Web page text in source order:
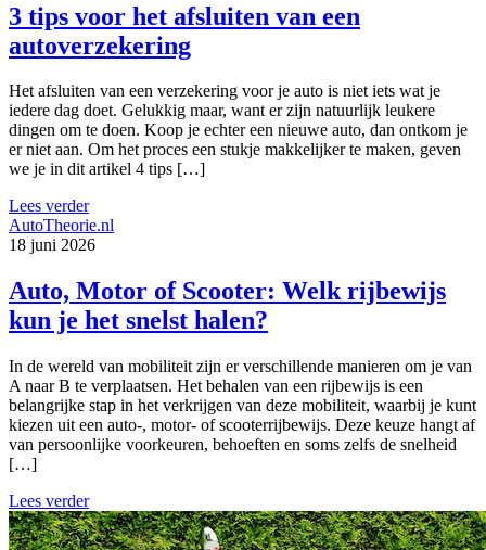
3 tips voor het afsluiten van een
autoverzekering
Het afsluiten van een verzekering voor je auto is niet iets wat je
iedere dag doet. Gelukkig maar, want er zijn natuurlijk leukere
dingen om te doen. Koop je echter een nieuwe auto, dan ontkom je
er niet aan. Om het proces een stukje makkelijker te maken, geven
we je in dit artikel 4 tips […]
Lees verder
AutoTheorie.nl
18 juni 2026
Auto, Motor of Scooter: Welk rijbewijs
kun je het snelst halen?
In de wereld van mobiliteit zijn er verschillende manieren om je van
A naar B te verplaatsen. Het behalen van een rijbewijs is een
belangrijke stap in het verkrijgen van deze mobiliteit, waarbij je kunt
kiezen uit een auto-, motor- of scooterrijbewijs. Deze keuze hangt af
van persoonlijke voorkeuren, behoeften en soms zelfs de snelheid
[…]
Lees verder